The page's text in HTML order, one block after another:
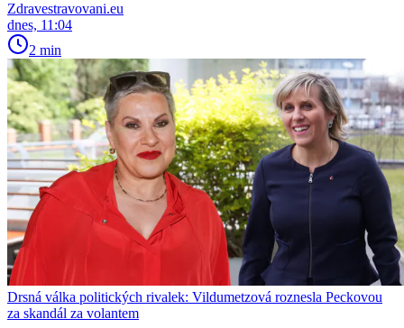
Zdravestravovani.eu
dnes, 11:04
2 min
Drsná válka politických rivalek: Vildumetzová roznesla Peckovou
za skandál za volantem